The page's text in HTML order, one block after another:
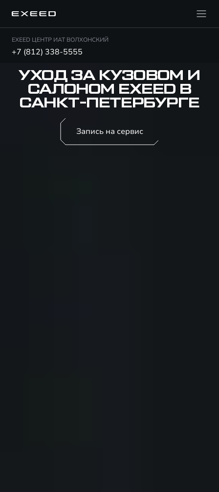
EXEED ЦЕНТР ИАТ ВОЛХОНСКИЙ
+7 (812) 338-5555
УХОД ЗА КУЗОВОМ И
САЛОНОМ EXEED В
САНКТ-ПЕТЕРБУРГЕ
Запись на сервис